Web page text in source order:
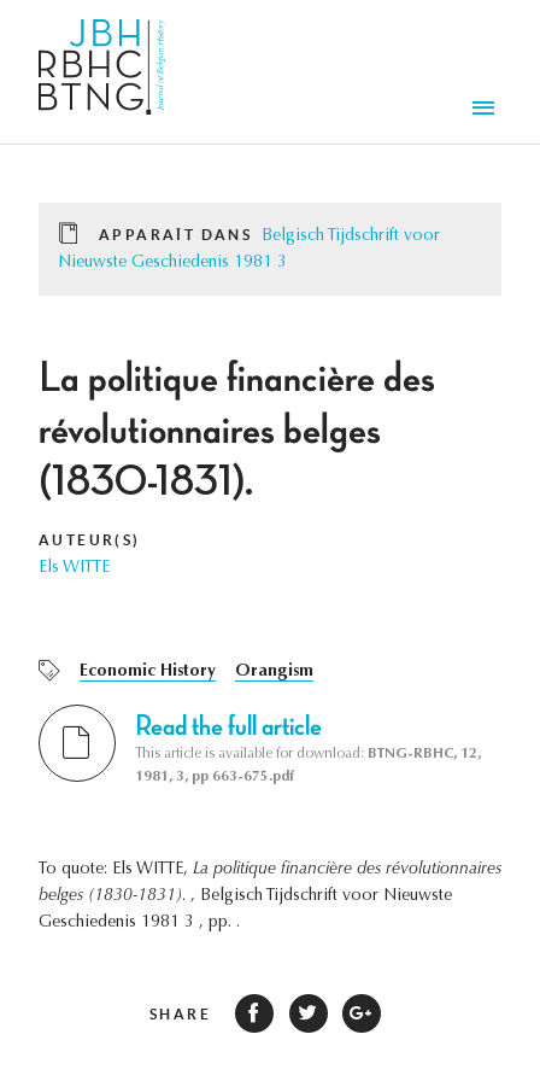
APPARAÎT DANS
Belgisch Tijdschrift voor
Nieuwste Geschiedenis 1981 3
La politique financière des
révolutionnaires belges
(1830-1831).
AUTEUR(S)
Els WITTE
Economic History Orangism
Read the full article
This article is available for download: BTNG-RBHC, 12,
1981, 3, pp 663-675.pdf
To quote: Els WITTE, La politique financière des révolutionnaires
belges (1830-1831). , Belgisch Tijdschrift voor Nieuwste
Geschiedenis 1981 3 , pp. .
SHARE